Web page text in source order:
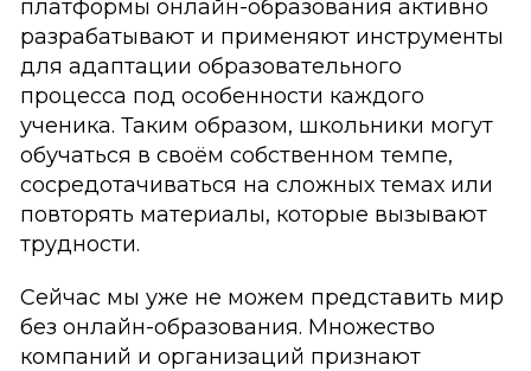
платформы онлайн-образования активно
разрабатывают и применяют инструменты
для адаптации образовательного
процесса под особенности каждого
ученика. Таким образом, школьники могут
обучаться в своём собственном темпе,
сосредотачиваться на сложных темах или
повторять материалы, которые вызывают
трудности.
Сейчас мы уже не можем представить мир
без онлайн-образования. Множество
компаний и организаций признают